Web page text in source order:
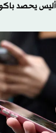
يحصد